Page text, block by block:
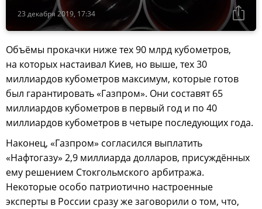
23 декабря 2019, 17:34
Объёмы прокачки ниже тех 90 млрд кубометров,
на которых настаивал Киев, но выше, тех 30
миллиардов кубометров максимум, которые готов
был гарантировать «Газпром». Они составят 65
миллиардов кубометров в первый год и по 40
миллиардов кубометров в четыре последующих года.
Наконец, «Газпром» согласился выплатить
«Нафтогазу» 2,9 миллиарда долларов, присуждённых
ему решением Стокгольмского арбитража.
Некоторые особо патриотично настроенные
эксперты в России сразу же заговорили о том, что,